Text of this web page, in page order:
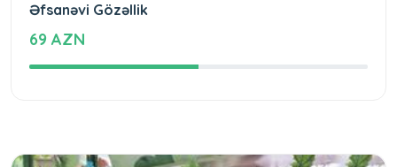
Əfsanəvi Gözəllik
69 AZN